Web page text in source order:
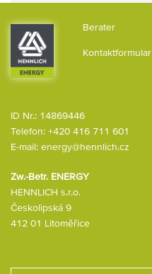
Berater
Kontaktformular
Zw.-Betr. ENERGY
HENNLICH s.r.o.
Českolipská 9
412 01 Litoměřice
ID Nr.: 14869446
Telefon: +420 416 711 601
E-mail: energy@hennlich.cz